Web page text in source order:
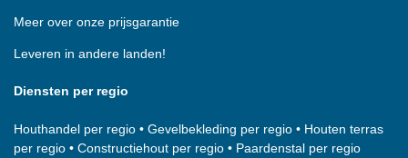
Meer over onze prijsgarantie
Leveren in andere landen!
Diensten per regio
Houthandel per regio • Gevelbekleding per regio • Houten terras
per regio • Constructiehout per regio • Paardenstal per regio